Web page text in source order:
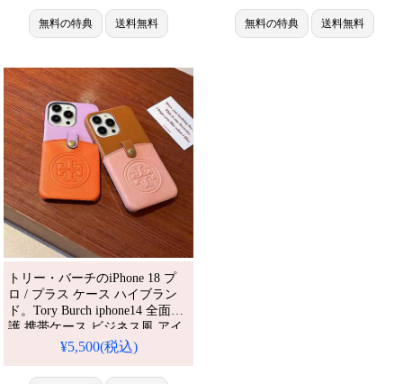
iphone15pro/14pro ケース ペア
大人 ブランド iphone13 ケース
おすすめ。芸能人も愛用する人
機能でかわいい
無料の特典 送料無料
ルカバー アイフォーン13/13 pro
max トリーバーチ トリーバーチ
iphone12 流行り保護ケース。芸
無料の特典 送料無料
トリー・バーチのiPhone 18 プ
ロ / プラス ケース ハイブラン
ド。Tory Burch iphone14 全面保
護 携帯ケース ビジネス風 アイ
フォーン14 pro maxカバー Tory
13promax/13pro ケース 型押し
¥5,500(税込)